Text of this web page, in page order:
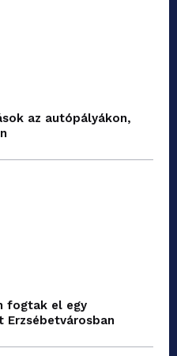
az autópályákon,
fogtak el egy